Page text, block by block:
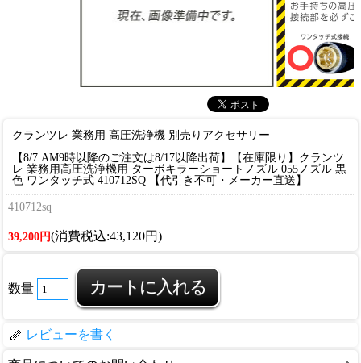
クランツレ 業務用 高圧洗浄機 別売りアクセサリー
【8/7 AM9時以降のご注文は8/17以降出荷】【在庫限り】クランツ
レ 業務用高圧洗浄機用 ターボキラーショートノズル 055ノズル 黒
色 ワンタッチ式 410712SQ 【代引き不可・メーカー直送】
410712sq
39,200円(消費税込:43,120円)
数量
レビューを書く